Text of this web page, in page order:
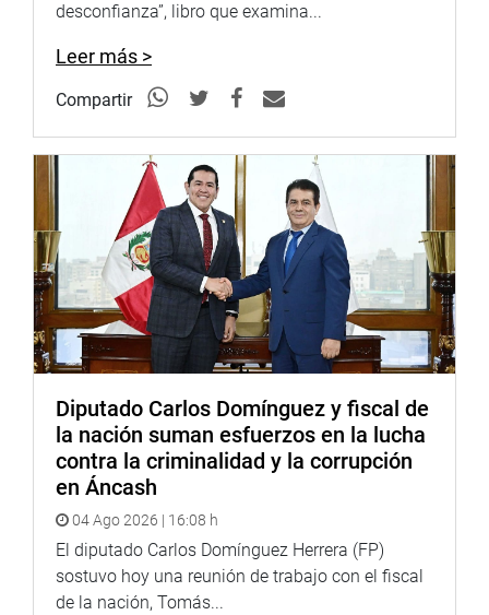
desconfianza”, libro que examina...
Leer más >
Compartir
Diputado Carlos Domínguez y fiscal de
la nación suman esfuerzos en la lucha
contra la criminalidad y la corrupción
en Áncash
04 Ago 2026 | 16:08 h
El diputado Carlos Domínguez Herrera (FP)
sostuvo hoy una reunión de trabajo con el fiscal
de la nación, Tomás...